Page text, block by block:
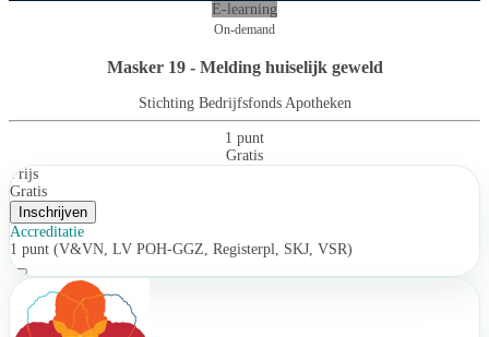
E-learning
On-demand
Masker 19 - Melding huiselijk geweld
Stichting Bedrijfsfonds Apotheken
1 punt
Gratis
Prijs
Gratis
Inschrijven
Accreditatie
1 punt (V&VN, LV POH-GGZ, Registerpl, SKJ, VSR)